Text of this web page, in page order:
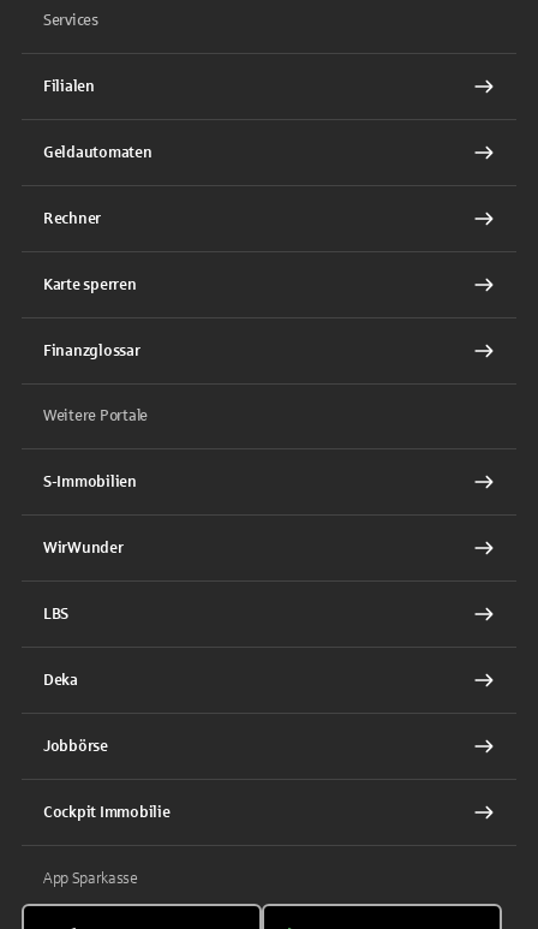
Services
Filialen
Geldautomaten
Rechner
Karte sperren
Finanzglossar
Weitere Portale
S-Immobilien
WirWunder
LBS
Deka
Jobbörse
Cockpit Immobilie
App Sparkasse